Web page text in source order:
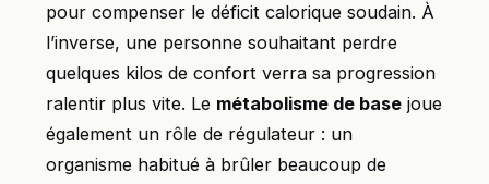
pour compenser le déficit calorique soudain. À
l’inverse, une personne souhaitant perdre
quelques kilos de confort verra sa progression
ralentir plus vite. Le métabolisme de base joue
également un rôle de régulateur : un
organisme habitué à brûler beaucoup de